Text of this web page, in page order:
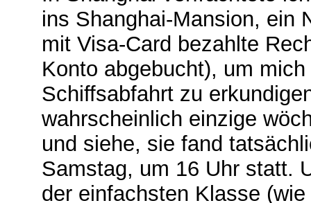
ins Shanghai-Mansion, ein
mit Visa-Card bezahlte
Konto abgebucht), um
Schiffsabfahrt zu
wahrscheinlich einzige
und siehe, sie fand
Samstag, um 16 Uhr statt.
der einfachsten Klasse